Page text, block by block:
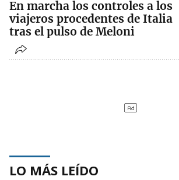
En marcha los controles a los
viajeros procedentes de Italia
tras el pulso de Meloni
LO MÁS LEÍDO